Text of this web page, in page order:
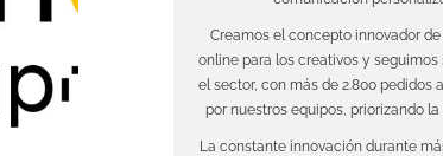
Creamos el concepto innovador de
online para los creativos y seguimos
el sector, con más de 2.800 pedidos
por nuestros equipos, priorizando la
La constante innovación durante